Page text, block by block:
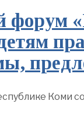
Коми